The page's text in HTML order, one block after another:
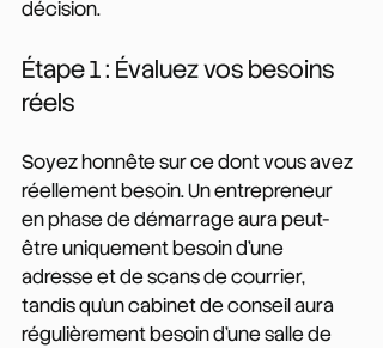
décision.
Étape 1 : Évaluez vos besoins
réels
Soyez honnête sur ce dont vous avez
réellement besoin. Un entrepreneur
en phase de démarrage aura peut-
être uniquement besoin d'une
adresse et de scans de courrier,
tandis qu'un cabinet de conseil aura
régulièrement besoin d'une salle de